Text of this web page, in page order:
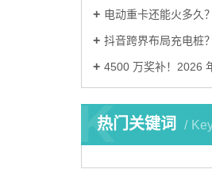
电动重卡还能火多久？规模化
抖音跨界布局充电桩？
4500 万奖补！2026 年县域充换电
热门关键词
K